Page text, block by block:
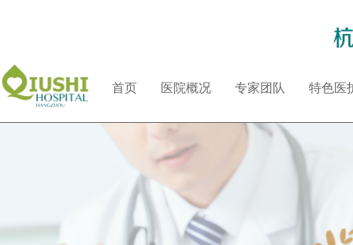
首页 医院概况 专家团队 特色医